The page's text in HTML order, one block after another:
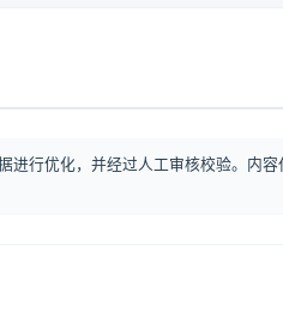
行优化，并经过人工审核校验。内